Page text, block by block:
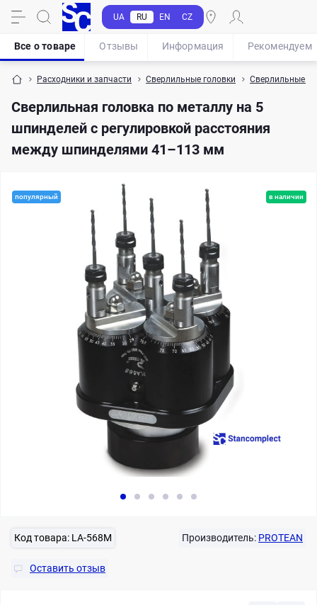
UA RU EN CZ
Расходники и запчасти Сверлильные головки Сверлильные
Cверлильная головка по металлу на 5
шпинделей с регулировкой расстояния
между шпинделями 41–113 мм
Все о товаре Отзывы Информация Рекомендуем
популярный в наличии
Код товара: LA-568M Производитель: PROTEAN
Оставить отзыв